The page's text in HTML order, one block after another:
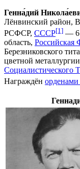
Генна́дий
Лёнвинский район,
РСФСР, СССР[1] —
область, Российская
Березниковского
цветной
Социалистического
Награждён